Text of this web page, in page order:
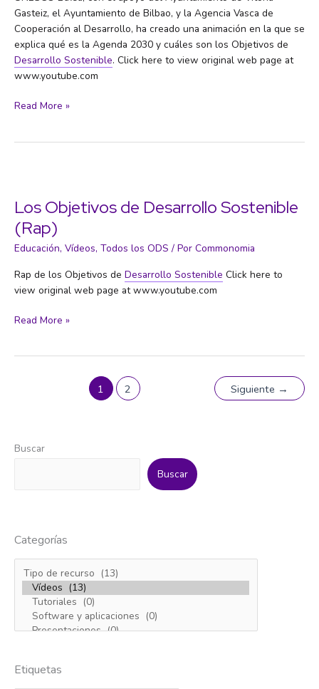
Gasteiz, el Ayuntamiento de Bilbao, y la Agencia Vasca de
Cooperación al Desarrollo, ha creado una animación en la que se
explica qué es la Agenda 2030 y cuáles son los Objetivos de
Desarrollo Sostenible. Click here to view original web page at
www.youtube.com
Objetivos
Read More »
Los Objetivos de Desarrollo Sostenible
(Rap)
Educación, Vídeos, Todos los ODS / Por Commonomia
Rap de los Objetivos de Desarrollo Sostenible Click here to
view original web page at www.youtube.com
Los
Read More »
1 2 Siguiente →
Buscar
Buscar
Categorías
Etiquetas